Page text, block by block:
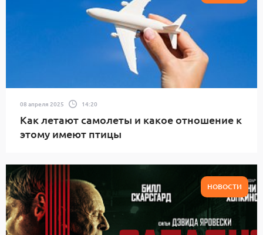
08 апреля 2025 14:20
Как летают самолеты и какое отношение к
этому имеют птицы
НОВОСТИ